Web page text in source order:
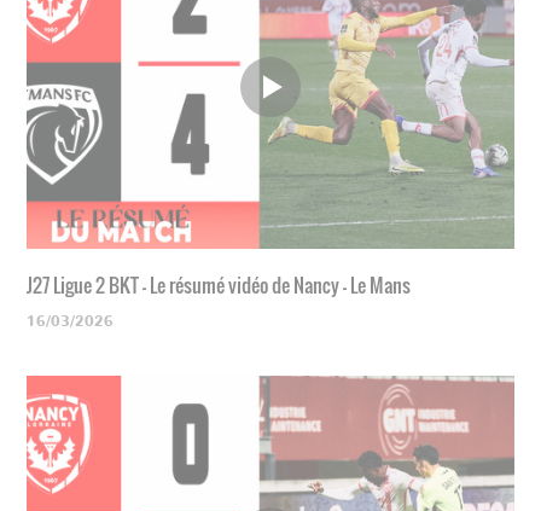
J27 Ligue 2 BKT - Le résumé vidéo de Nancy - Le Mans
16/03/2026